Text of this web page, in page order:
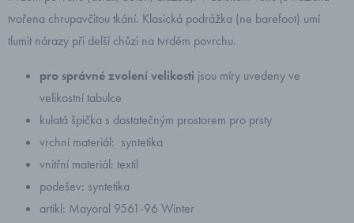
tvořena chrupavčitou tkání. Klasická podrážka (ne barefoot) umí
tlumit nárazy při delší chůzi na tvrdém povrchu.
pro správné zvolení velikosti jsou míry uvedeny ve
velikostní tabulce
kulatá špička s dostatečným prostorem pro prsty
vrchní materiál: syntetika
vnitřní materiál: textil
podešev: syntetika
artikl: Mayoral 9561-96 Winter